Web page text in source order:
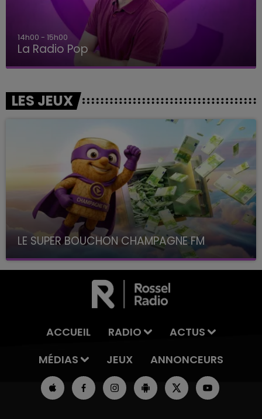
14h00 - 15h00
La Radio Pop
LES JEUX
LE SUPER BOUCHON CHAMPAGNE FM
avec La Famille Champagne FM, à 8H10
ACCUEIL RADIO
ACTUS
MÉDIAS
JEUX ANNONCEURS